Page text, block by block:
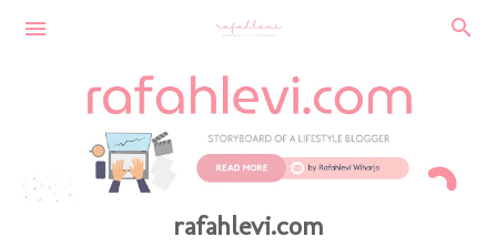
rafahlevi.com